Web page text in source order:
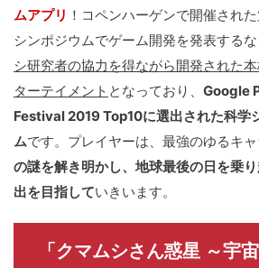
ムアプリ ！コペンハーゲンで開催され
シンポジウムでゲーム開発を発表するな
シ研究者の協力を得ながら開発された
ターテイメント となっており、 Google
Festival 2019 Top10に選出された科学
ムです。プレイヤーは、最強のゆるキャ
の謎を解き明かし、地球最後の日を乗
出を目指していきいます。
「クマムシさん惑星 ～宇